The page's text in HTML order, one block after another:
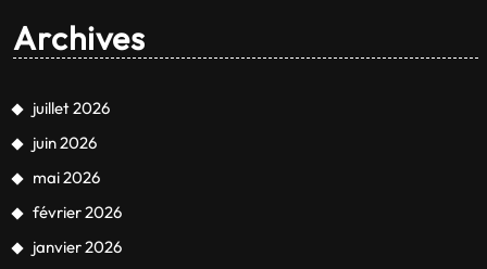
Archives
juillet 2026
juin 2026
mai 2026
février 2026
janvier 2026